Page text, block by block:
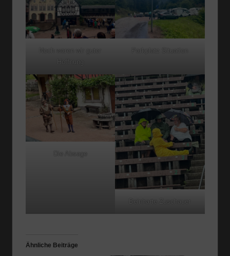
Noch waren wir guter
Hoffnung
Parkplatz Situation
Die Absage
Beinharte Zuschauer
Ähnliche Beiträge